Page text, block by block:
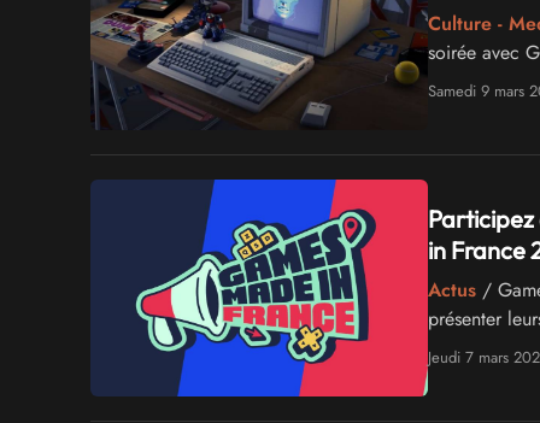
Culture -
soirée avec
Samedi 9 mars
Participez
in France
Actus/
présenter
Jeudi 7 mars